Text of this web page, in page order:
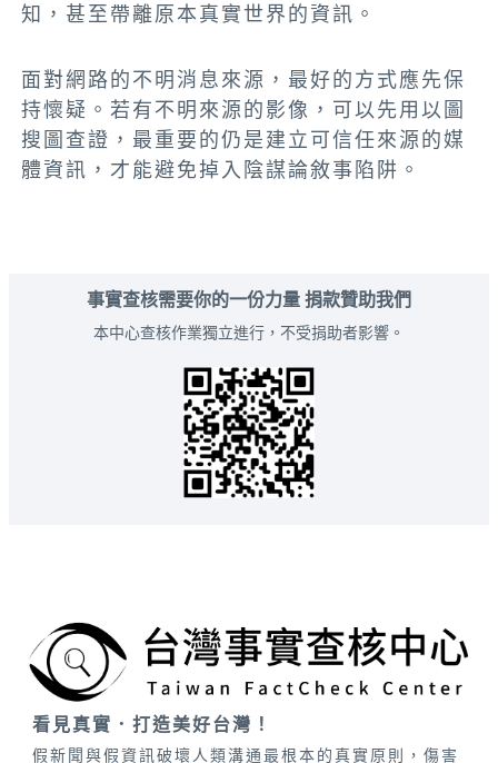
知，甚至帶離原本真實世界的資訊。
面對網路的不明消息來源，最好的方式應先保
持懷疑。若有不明來源的影像，可以先用以圖
搜圖查證，最重要的仍是建立可信任來源的媒
體資訊，才能避免掉入陰謀論敘事陷阱。
事實查核需要你的一份力量 捐款贊助我們
本中心查核作業獨立進行，不受捐助者影響。
看見真實．打造美好台灣！
假新聞與假資訊破壞人類溝通最根本的真實原則，傷害